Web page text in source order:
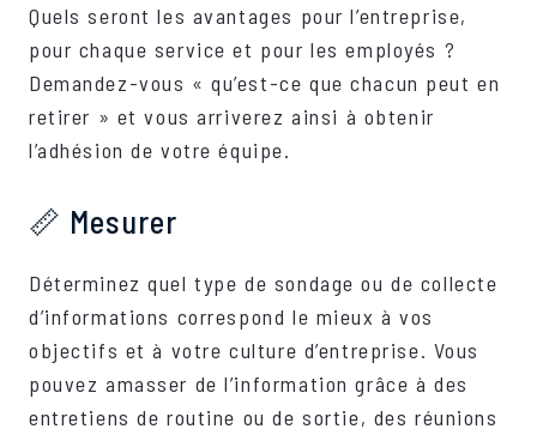
Quels seront les avantages pour l’entreprise,
pour chaque service et pour les employés ?
Demandez-vous « qu’est-ce que chacun peut en
retirer » et vous arriverez ainsi à obtenir
l’adhésion de votre équipe.
📏 Mesurer
Déterminez quel type de sondage ou de collecte
d’informations correspond le mieux à vos
objectifs et à votre culture d’entreprise. Vous
pouvez amasser de l’information grâce à des
entretiens de routine ou de sortie, des réunions